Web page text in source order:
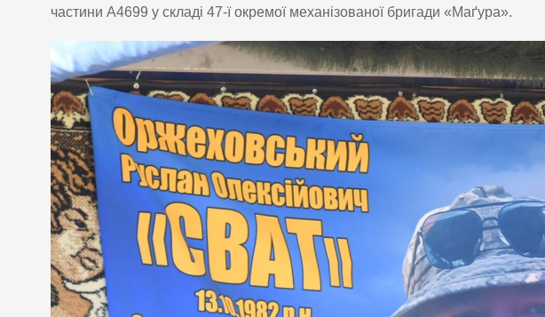
частини А4699 у складі 47-ї окремої механізованої бригади «Маґура».